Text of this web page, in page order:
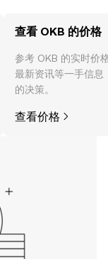
查看 OKB 的价格
参考 OKB 的实时价
最新资讯等一手信息
的决策。
查看价格